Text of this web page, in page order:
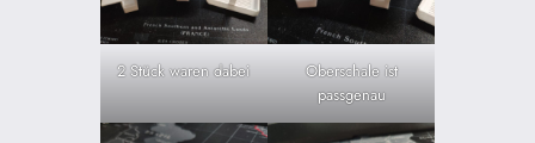
2 Stück waren dabei
Oberschale ist
passgenau